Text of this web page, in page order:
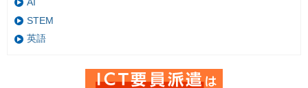
STEM
英語